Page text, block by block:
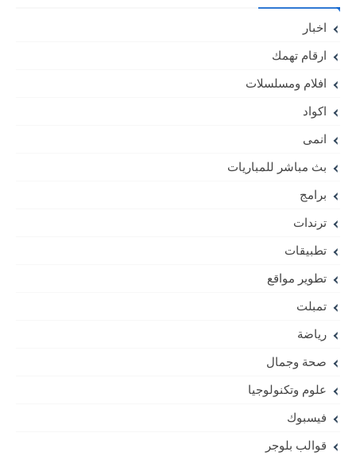
اخبار
ارقام تهمك
افلام ومسلسلات
اكواد
انمى
بث مباشر للمباريات
برامج
ترندات
تطبيقات
تطوير مواقع
تمبلت
رياضة
صحة وجمال
علوم وتكنولوجيا
فيسبوك
قوالب بلوجر